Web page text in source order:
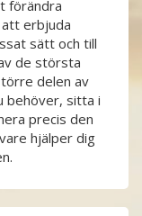
förändra
erbjuda
sätt och till
de största
delen av
behöver, sitta i
precis den
hjälper dig